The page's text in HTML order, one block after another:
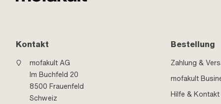
Kontakt
mofakult AG
Im Buchfeld 20
8500 Frauenfeld
Schweiz
Bestellung
Zahlung &
mofakult
Hilfe & Kontakt